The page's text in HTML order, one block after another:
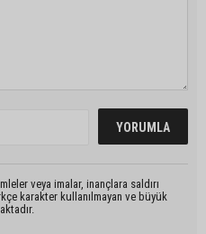
veya imalar, inançlara saldırı
karakter kullanılmayan ve büyük